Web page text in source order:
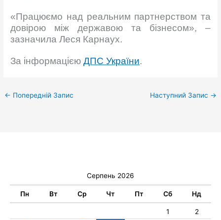
«Працюємо над реальним партнерством та
довірою між державою та бізнесом», –
зазначила Леся Карнаух.
За інформацієюДПС України.
← Попередній Запис Наступний Запис →
Серпень 2026
Пн Вт Ср Чт Пт Сб Нд
1
2